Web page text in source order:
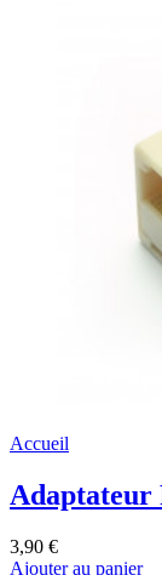
Accueil
Adaptateur
3,90 €
Ajouter au panier